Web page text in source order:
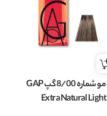
رنگ مو شماره 8/00 گپ GAP
رنگ Extra Natural Light